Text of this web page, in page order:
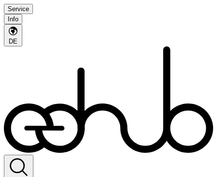
Service
Info
DE